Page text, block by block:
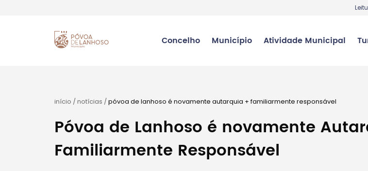
Concelho Município Atividade Municipal
início /notícias /póvoa de lanhoso é novamente autarquia + familiarmente responsável
Póvoa de Lanhoso é novamente
Familiarmente Responsável